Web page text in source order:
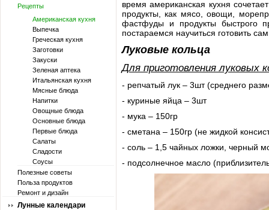
Рецепты
Американская кухня
Выпечка
Греческая кухня
Заготовки
Закуски
Зеленая аптека
Итальянская кухня
Мясные блюда
Напитки
Овощные блюда
Основные блюда
Первые блюда
Салаты
Сладости
Соусы
Полезные советы
Польза продуктов
Ремонт и дизайн
Лунные календари
время американская кухня
продукты, как мясо, овощи,
фастфуды и продукты быстрого
постараемся научиться готовить
Луковые кольца
Для приготовления луковых
- репчатый лук – 3шт (среднего
- куриные яйца – 3шт
- мука – 150гр
- сметана – 150гр (не жидкой
- соль – 1,5 чайных ложки, черный
- подсолнечное масло